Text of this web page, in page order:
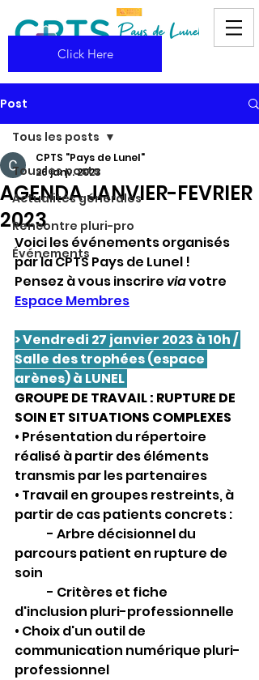
Click Here
Post
Tous les posts
Actualités générales
Rencontre pluri-pro
Événements
Tous les posts
AGENDA JANVIER-FEVRIER
2023
CPTS "Pays de Lunel"
26 janv. 2023
Voici les événements organisés
par la CPTS Pays de Lunel !
Pensez à vous inscrire via votre
Espace Membres
> Vendredi 27 janvier 2023 à 10h /
Salle des trophées (espace
arènes) à LUNEL
GROUPE DE TRAVAIL : RUPTURE DE
SOIN ET SITUATIONS COMPLEXES
• Présentation du répertoire
réalisé à partir des éléments
transmis par les partenaires
• Travail en groupes restreints, à
partir de cas patients concrets :
parcours patient en rupture de
soin
d'inclusion pluri-professionnelle
• Choix d'un outil de
communication numérique pluri-
professionnel